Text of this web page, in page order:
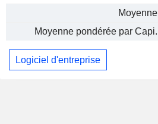
Moyenne
Moyenne pondérée par Capi.
Logiciel d'entreprise